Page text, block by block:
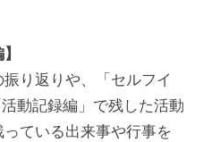
振り返りや、「セルフイ
動記録編」で残した活動
ている出来事や行事を